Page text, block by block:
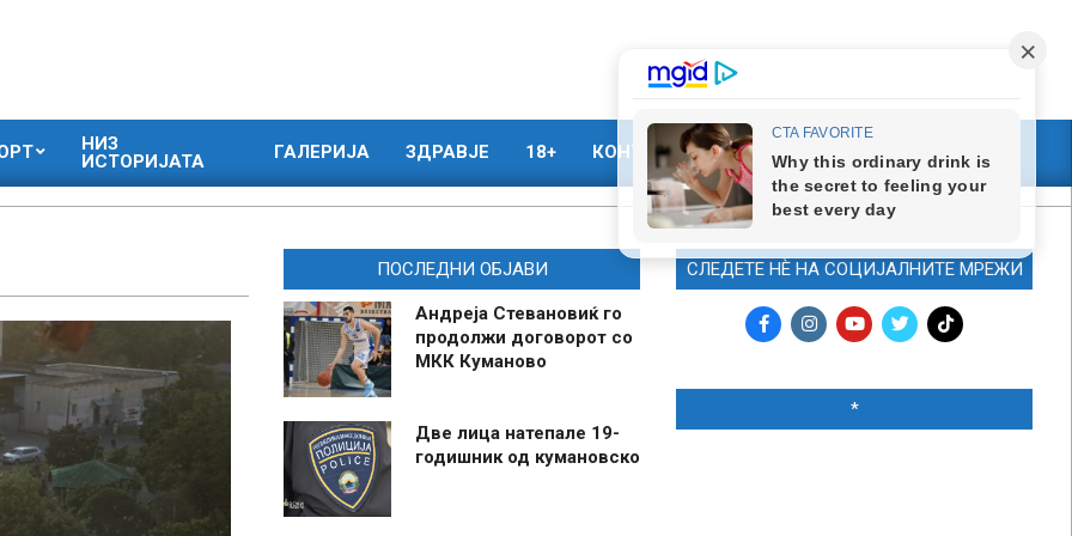
НИЗ
ИСТОРИЈАТА
ГАЛЕРИЈА ЗДРАВЈЕ 18+ КОНТАКТ МАРКЕТИНГ
ПОСЛЕДНИ ОБЈАВИ
Андреја Стевановиќ го
продолжи договорот со
МКК Куманово
Две лица натепале 19-
годишник од кумановско
СЛЕДЕТЕ НЀ НА СОЦИЈАЛНИТЕ МРЕЖИ
*